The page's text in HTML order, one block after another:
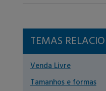
TEMAS
Venda Livre
Tamanhos e formas